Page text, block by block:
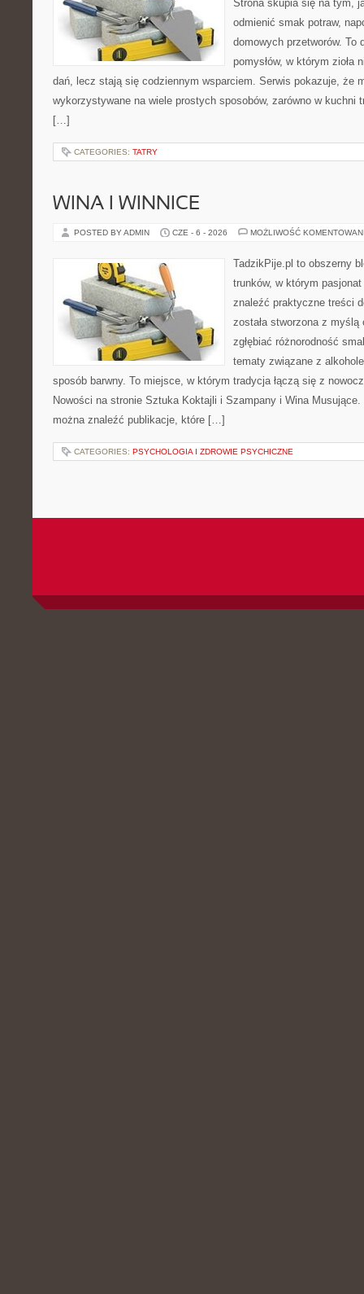
Strona skupia się na tym,
odmienić smak potraw,
domowych przetworów. To
pomysłów, w którym zioła
dań, lecz stają się codziennym wsparciem. Serwis pokazuje, że
wykorzystywane na wiele prostych sposobów, zarówno w kuchni
[…]
CATEGORIES: TATRY
WINA I WINNICE
POSTED BY ADMIN CZE - 6 - 2026 MOŻLIWOŚĆ
TadzikPije.pl to obszerny
trunków, w którym
znaleźć praktyczne treści
została stworzona z
zgłębiać różnorodność
tematy związane z
sposób barwny. To miejsce, w którym tradycja łączą się z
Nowości na stronie Sztuka Koktajli i Szampany i Wina
można znaleźć publikacje, które […]
CATEGORIES: PSYCHOLOGIA I ZDROWIE PSYCHICZNE